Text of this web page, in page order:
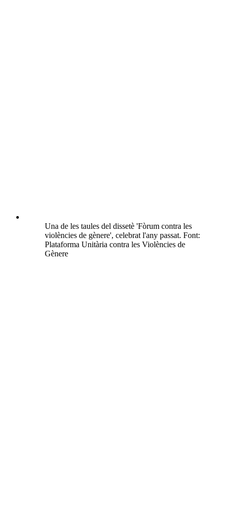
Una de les taules del dissetè 'Fòrum contra les
violències de gènere', celebrat l'any passat. Font:
Plataforma Unitària contra les Violències de
Gènere